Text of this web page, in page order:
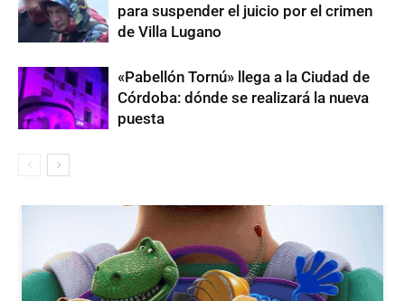
para suspender el juicio por el crimen
de Villa Lugano
«Pabellón Tornú» llega a la Ciudad de
Córdoba: dónde se realizará la nueva
puesta